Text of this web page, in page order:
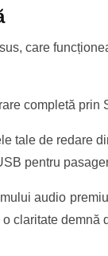
care
completă prin
tale de redare
pentru
audio
claritate demnă